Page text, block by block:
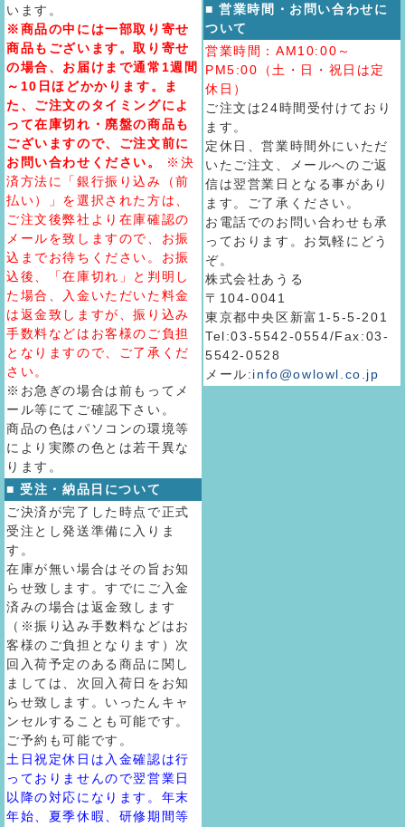
います。
※商品の中には一部取り寄せ
商品もございます。取り寄せ
の場合、お届けまで通常1週間
～10日ほどかかります。ま
た、ご注文のタイミングによ
って在庫切れ・廃盤の商品も
ございますので、ご注文前に
お問い合わせください。
※決
済方法に「銀行振り込み（前
払い）」を選択された方は、
ご注文後弊社より在庫確認の
メールを致しますので、お振
込までお待ちください。お振
込後、「在庫切れ」と判明し
た場合、入金いただいた料金
は返金致しますが、振り込み
手数料などはお客様のご負担
となりますので、ご了承くだ
さい。
※お急ぎの場合は前もってメ
ール等にてご確認下さい。
商品の色はパソコンの環境等
により実際の色とは若干異な
ります。
■ 受注・納品日について
ご決済が完了した時点で正式
受注とし発送準備に入りま
す。
在庫が無い場合はその旨お知
らせ致します。すでにご入金
済みの場合は返金致します
（※振り込み手数料などはお
客様のご負担となります）次
回入荷予定のある商品に関し
ましては、次回入荷日をお知
らせ致します。いったんキャ
ンセルすることも可能です。
ご予約も可能です。
土日祝定休日は入金確認は行
っておりませんので翌営業日
以降の対応になります。年末
年始、夏季休暇、研修期間等
■ 営業時間・お問い合わせに
ついて
営業時間：AM10:00～
PM5:00（土・日・祝日は定
休日）
ご注文は24時間受付けており
ます。
定休日、営業時間外にいただ
いたご注文、メールへのご返
信は翌営業日となる事があり
ます。ご了承ください。
お電話でのお問い合わせも承
っております。お気軽にどう
ぞ。
株式会社あうる
〒104-0041
東京都中央区新富1-5-5-201
Tel:03-5542-0554/Fax:03-
5542-0528
メール:info@owlowl.co.jp